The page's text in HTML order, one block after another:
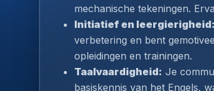
mechanische tekeningen.
Initiatief en leergierigheid:
verbetering en bent
opleidingen en trainingen.
Taalvaardigheid: Je
basiskennis van het Engels,